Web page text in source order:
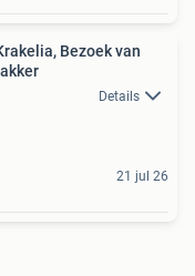
Bezoek van
Details
21 jul 26